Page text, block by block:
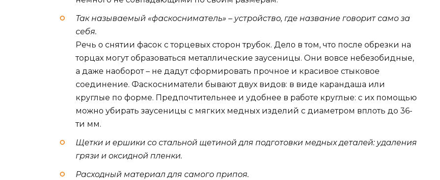
Так называемый «фаскосниматель» – устройство, где название говорит само за
себя.
Речь о снятии фасок с торцевых сторон трубок. Дело в том, что после обрезки на
торцах могут образоваться металлические заусеницы. Они вовсе небезобидные,
а даже наоборот – не дадут сформировать прочное и красивое стыковое
соединение. Фаскосниматели бывают двух видов: в виде карандаша или
круглые по форме. Предпочтительнее и удобнее в работе круглые: с их помощью
можно убирать заусеницы с мягких медных изделий с диаметром вплоть до 36-
ти мм.
Щетки и ершики со стальной щетиной для подготовки медных деталей: удаления
грязи и оксидной пленки.
Расходный материал для самого припоя.